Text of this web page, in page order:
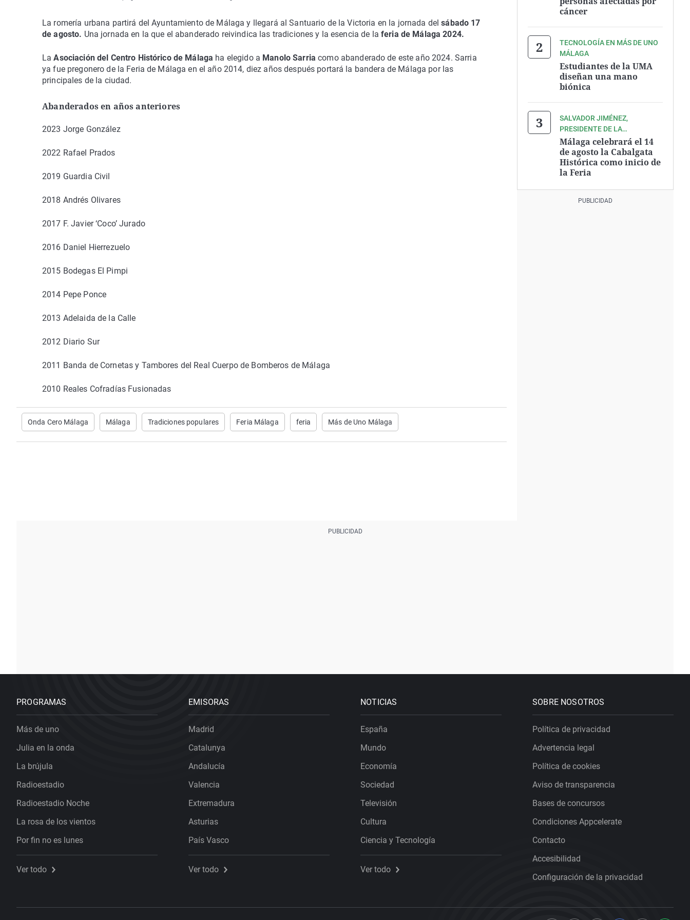
La romería urbana partirá del Ayuntamiento de Málaga y llegará al Santuario de la Victoria en la jornada delsábado 17
de agosto. Una jornada en la que el abanderado reivindica las tradiciones y la esencia de la feria de Málaga 2024.
LaAsociación del Centro Histórico de Málaga ha elegido a Manolo Sarria como abanderado de este año 2024. Sarria
ya fue pregonero de la Feria de Málaga en el año 2014, diez años después portará la bandera de Málaga por las
principales de la ciudad.
Abanderados en años anteriores
2023 Jorge González
2022 Rafael Prados
2019 Guardia Civil
2018 Andrés Olivares
2017 F. Javier ‘Coco’ Jurado
2016 Daniel Hierrezuelo
2015 Bodegas El Pimpi
2014 Pepe Ponce
2013 Adelaida de la Calle
2012 Diario Sur
2011 Banda de Cornetas y Tambores del Real Cuerpo de Bomberos de Málaga
2010 Reales Cofradías Fusionadas
Onda Cero Málaga Málaga Tradiciones populares Feria Málaga feria Más de Uno Málaga
cáncer
TECNOLOGÍA EN MÁS DE UNO
MÁLAGA
Estudiantes de la UMA
diseñan una mano
biónica
SALVADOR JIMÉNEZ,
PRESIDENTE DE LA
ASOCIACIÓN ZEGRÍ
Málaga celebrará el 14
de agosto la Cabalgata
Histórica como inicio de
la Feria
PROGRAMAS
Más de uno
Julia en la onda
La brújula
Radioestadio
Radioestadio Noche
La rosa de los vientos
Por fin no es lunes
Ver todo
EMISORAS
Madrid
Catalunya
Andalucía
Valencia
Extremadura
Asturias
País Vasco
Ver todo
NOTICIAS
España
Mundo
Economía
Sociedad
Televisión
Cultura
Ciencia y Tecnología
Ver todo
SOBRE NOSOTROS
Política de privacidad
Advertencia legal
Política de cookies
Aviso de transparencia
Bases de concursos
Condiciones Appcelerate
Contacto
Accesibilidad
Configuración de la privacidad